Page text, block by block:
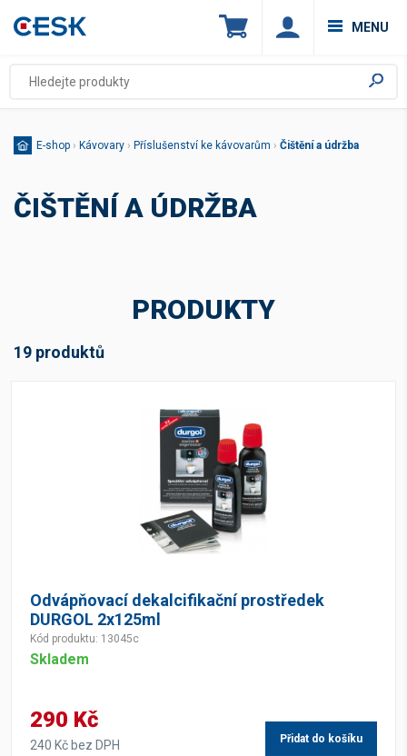
MENU
E-shop › Kávovary › Příslušenství ke kávovarům › Čištění a údržba
ČIŠTĚNÍ A ÚDRŽBA
PRODUKTY
19 produktů
Odvápňovací dekalcifikační prostředek
DURGOL 2x125ml
Kód produktu: 13045c
Skladem
290 Kč
240 Kč bez DPH Přidat do košíku